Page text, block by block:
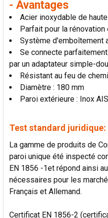
AU PANIER
- Avantages
Acier inoxydable de
Parfait pour la
Système d'emboîtement
Se connecte
par un adaptateur simple-
Résistant au feu de
Diamètre : 180 mm
Paroi extérieure : Inox
Test standard juridique:
La gamme de produits de
paroi unique été inspecté
EN 1856 -1et répond ainsi
nécessaires pour les
Français et Allemand.
Certificat EN 1856-2